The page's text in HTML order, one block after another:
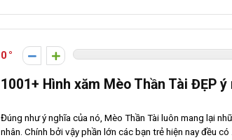
0
1001+ Hình xăm Mèo Thần Tài ĐẸP
Đúng như ý nghĩa của nó, Mèo Thần Tài luôn mang lại
nhân. Chính bởi vậy phần lớn các bạn trẻ hiện nay đều có ...